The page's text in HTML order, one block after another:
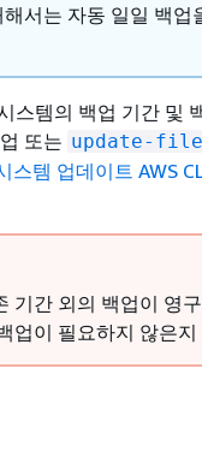
서는 자동 일일 백업
스템의 백업 기간 및
또는 update-
스템 업데이트 AWS
기간 외의 백업이 영
업이 필요하지 않은